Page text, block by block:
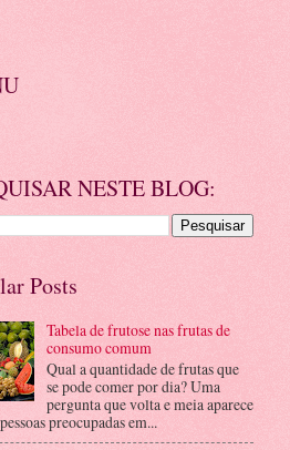
NESTE BLOG:
Posts
Tabela de frutose nas frutas de
consumo comum
Qual a quantidade de frutas que
se pode comer por dia? Uma
pergunta que volta e meia aparece
preocupadas em...